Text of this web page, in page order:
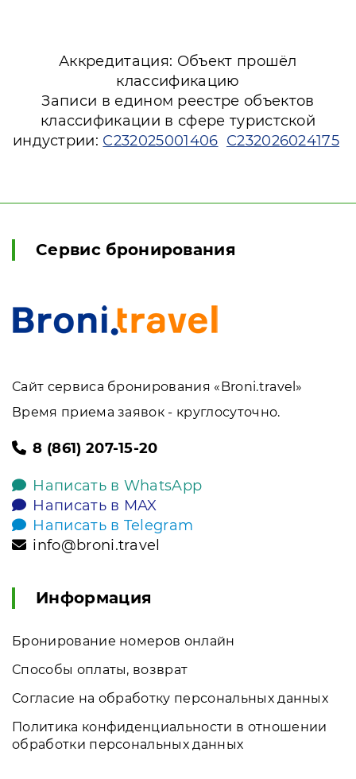
Аккредитация: Объект прошёл
классификацию
Записи в едином реестре объектов
классификации в сфере туристской
индустрии: С232025001406 С232026024175
Сервис бронирования
Сайт сервиса бронирования «Broni.travel»
Время приема заявок - круглосуточно.
8 (861) 207-15-20
Написать в WhatsApp
Написать в MAX
Написать в Telegram
info@broni.travel
Информация
Бронирование номеров онлайн
Способы оплаты, возврат
Согласие на обработку персональных данных
Политика конфиденциальности в отношении
обработки персональных данных